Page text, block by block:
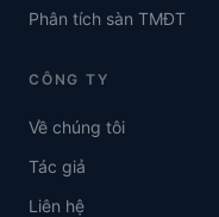
Phân tích sàn TMĐT
CÔNG TY
Về chúng tôi
Tác giả
Liên hệ